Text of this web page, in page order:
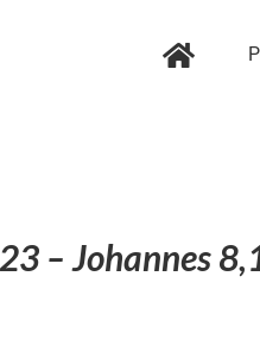
– Johannes